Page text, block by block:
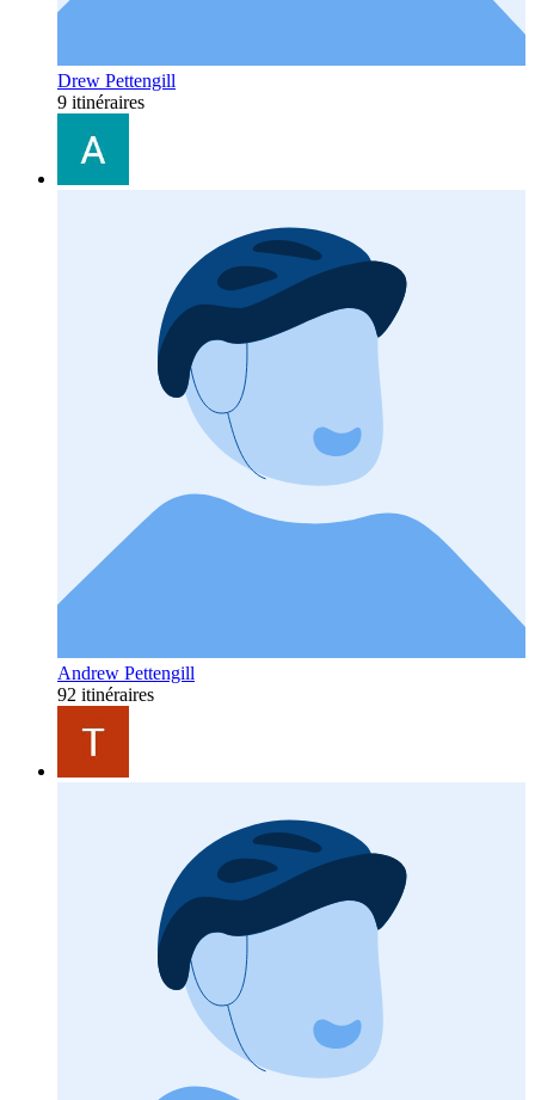
Drew Pettengill
9 itinéraires
Andrew Pettengill
92 itinéraires